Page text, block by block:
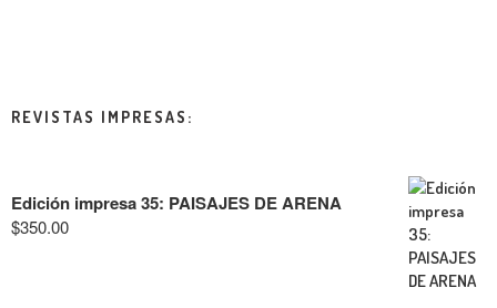
REVISTAS IMPRESAS:
Edición impresa 35: PAISAJES DE ARENA
$350.00